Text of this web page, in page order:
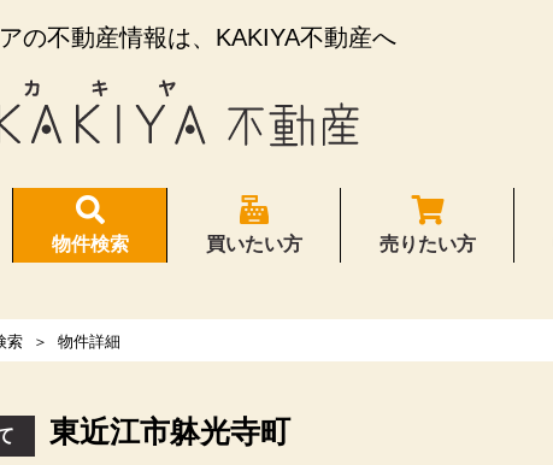
の不動産情報は、KAKIYA不動産へ
物件検索 買いたい方 売りたい方
索 物件詳細
東近江市躰光寺町